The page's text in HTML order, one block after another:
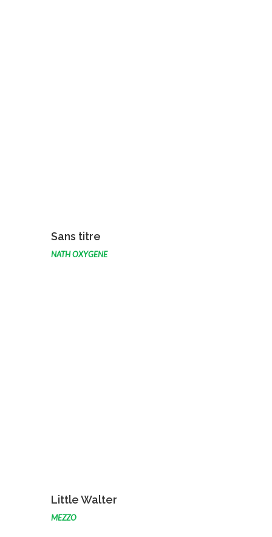
Sans titre
NATH OXYGENE
VOIR L'ŒUVRE
Little Walter
MEZZO